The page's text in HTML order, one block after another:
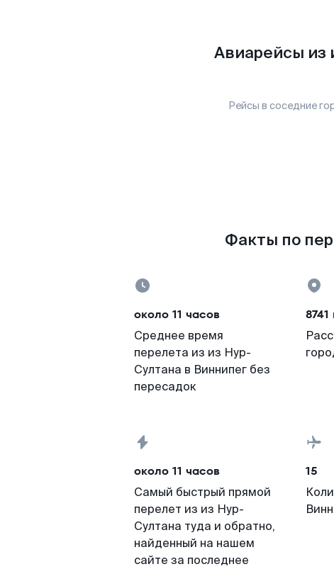
Авиарейсы из
Рейсы в соседние
Факты по
около 11 часов
Среднее время
перелета из из Нур-
Султана в Виннипег без
пересадок
около 11 часов
Самый быстрый прямой
перелет из из Нур-
Султана туда и обратно,
найденный на нашем
сайте за последнее
15